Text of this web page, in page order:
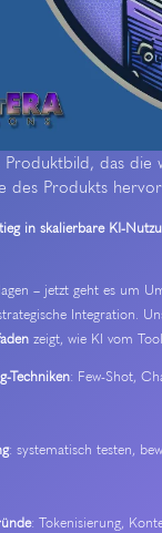
das die
des Produkts
in skalierbare KI-
– jetzt geht es um
Integration.
zeigt, wie KI vom
Techniken: Few-Shot,
: systematisch testen,
: Tokenisierung,